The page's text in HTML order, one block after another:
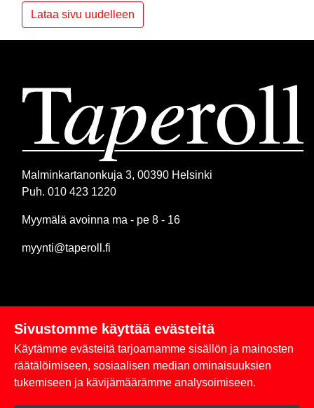
Lataa sivu uudelleen
Malminkartanonkuja 3, 00390 Helsinki
Puh. 010 423 1220
Myymälä avoinna ma - pe 8 - 16
myynti@taperoll.fi
Linkit
Rekisteriseloste
Sivustomme käyttää evästeitä
Käytämme evästeitä tarjoamamme sisällön ja mainosten
räätälöimiseen, sosiaalisen median ominaisuuksien
tukemiseen ja kävijämäärämme analysoimiseen.